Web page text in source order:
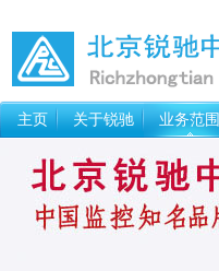
主页 关于锐驰 业务范围